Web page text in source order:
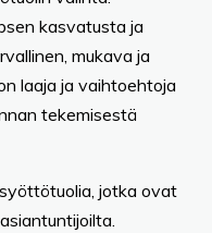
kasvatusta ja
mukava ja
laaja ja vaihtoehtoja
tekemisestä
jotka ovat